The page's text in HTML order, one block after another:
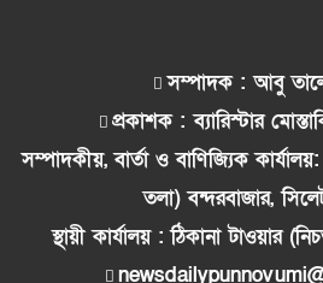
সম্পাদক : আবু
প্রকাশক : ব্যারিস্টার
সম্পাদকীয়, বার্তা ও বাণিজ্যিক
তলা) বন্দরবাজার,
স্থায়ী কার্যালয় : ঠিকানা টাওয়ার